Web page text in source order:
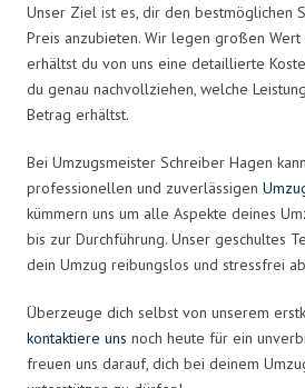
Unser Ziel ist es, dir den bestmöglichen
Preis anzubieten. Wir legen großen
erhältst du von uns eine detaillierte
du genau nachvollziehen, welche
Betrag erhältst.
Bei Umzugsmeister Schreiber Hagen
professionellen und zuverlässigen
kümmern uns um alle Aspekte deines
bis zur Durchführung. Unser geschultes
dein Umzug reibungslos und stressfrei
Überzeuge dich selbst von unserem
kontaktiere uns noch heute für ein
freuen uns darauf, dich bei deinem